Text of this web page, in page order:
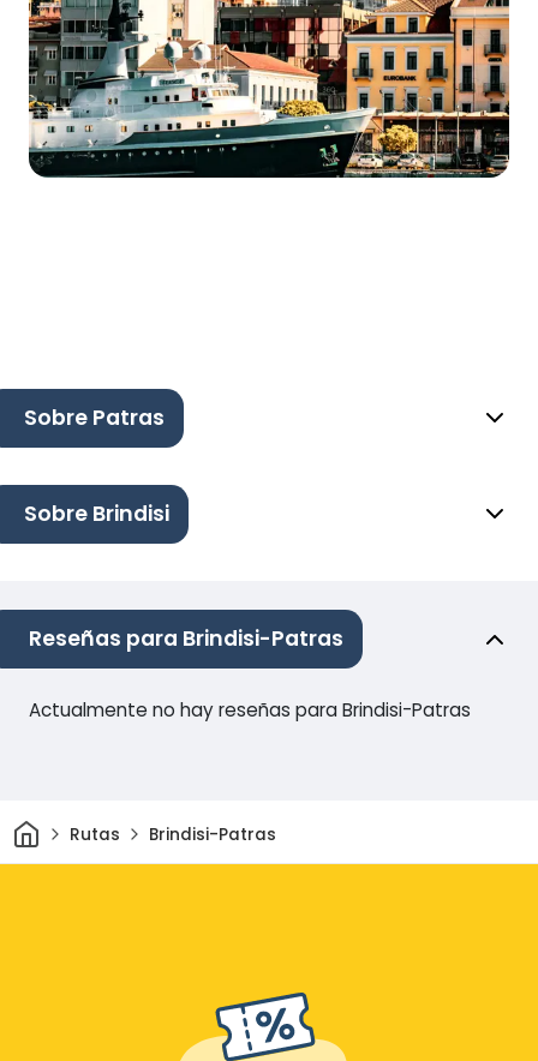
Sobre Patras
Sobre Brindisi
Reseñas para Brindisi-Patras
Actualmente no hay reseñas para Brindisi-Patras
InicioRutas Brindisi-Patras